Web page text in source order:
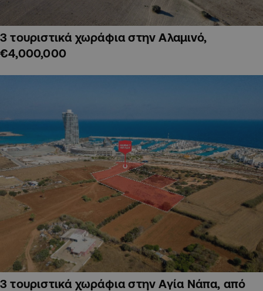
3 τουριστικά χωράφια στην Αλαμινό,
€4,000,000
3 τουριστικά χωράφια στην Αγία Νάπα, από